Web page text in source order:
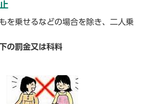
を乗せるなどの場合を除き、二人乗
の罰金又は科料